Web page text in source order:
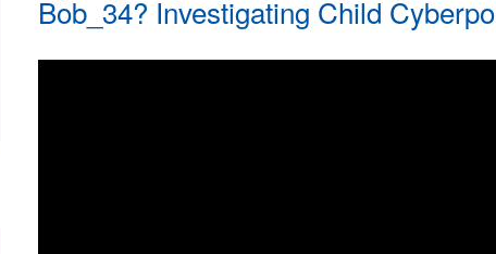
Bob_34? Investigating Child